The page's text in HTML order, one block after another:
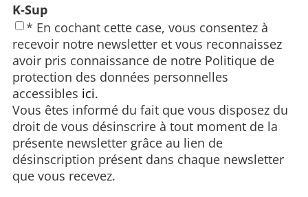
K-Sup
* En cochant cette case, vous consentez à
recevoir notre newsletter et vous reconnaissez
avoir pris connaissance de notre Politique de
protection des données personnelles
accessibles ici.
Vous êtes informé du fait que vous disposez du
droit de vous désinscrire à tout moment de la
présente newsletter grâce au lien de
désinscription présent dans chaque newsletter
que vous recevez.